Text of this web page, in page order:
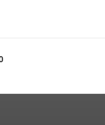
по мини-